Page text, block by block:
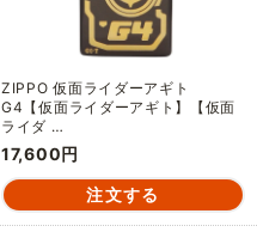
ZIPPO 仮面ライダーアギト
G4【仮面ライダーアギト】【仮面
ライダ …
17,600円